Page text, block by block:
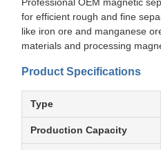
for efficient rough and fine
like iron ore and manganese
materials and processing
Product Specifications
Type
Production Capacity